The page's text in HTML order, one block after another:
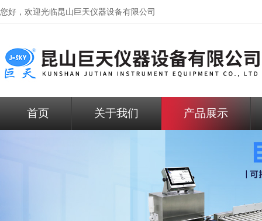
您好，欢迎光临昆山巨天仪器设备有限公司
首页 关于我们 产品展示